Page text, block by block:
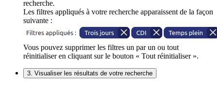
recherche.
Les filtres appliqués à votre recherche apparaissent de la façon
suivante :
Vous pouvez supprimer les filtres un par un ou tout
réinitialiser en cliquant sur le bouton « Tout réinitialiser ».
3. Visualiser les résultats de votre recherche